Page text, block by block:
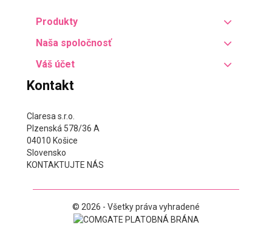
Produkty
Naša spoločnosť
Váš účet
Kontakt
Claresa s.r.o.
Plzenská 578/36 A
04010 Košice
Slovensko
KONTAKTUJTE NÁS
© 2026 - Všetky práva vyhradené